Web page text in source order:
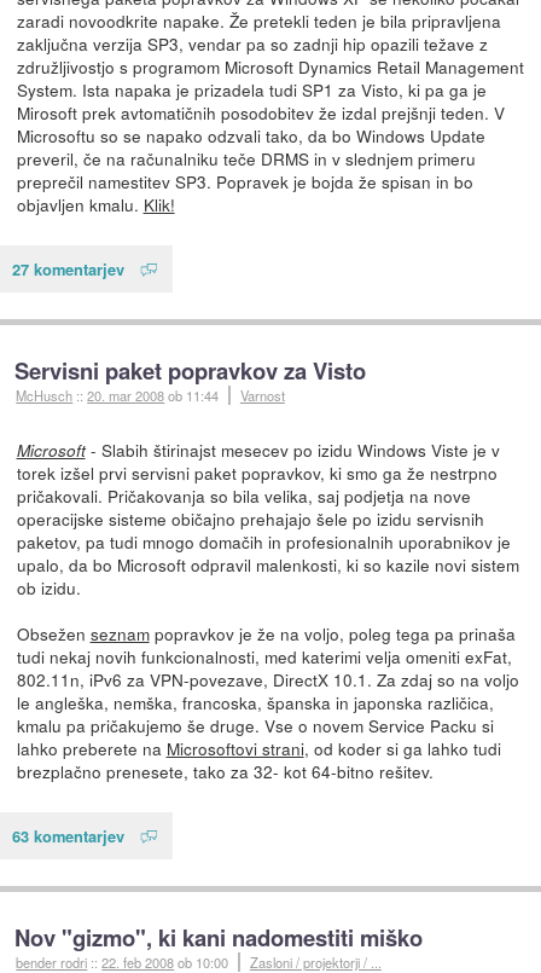
zaradi novoodkrite napake. Že pretekli teden je bila pripravljena
zaključna verzija SP3, vendar pa so zadnji hip opazili težave z
združljivostjo s programom Microsoft Dynamics Retail Management
System. Ista napaka je prizadela tudi SP1 za Visto, ki pa ga je
Mirosoft prek avtomatičnih posodobitev že izdal prejšnji teden. V
Microsoftu so se napako odzvali tako, da bo Windows Update
preveril, če na računalniku teče DRMS in v slednjem primeru
preprečil namestitev SP3. Popravek je bojda že spisan in bo
objavljen kmalu. Klik!
27 komentarjev
Servisni paket popravkov za Visto
McHusch ::20. mar 2008ob 11:44 Varnost
Microsoft- Slabih štirinajst mesecev po izidu Windows Viste je v
torek izšel prvi servisni paket popravkov, ki smo ga že nestrpno
pričakovali. Pričakovanja so bila velika, saj podjetja na nove
operacijske sisteme običajno prehajajo šele po izidu servisnih
paketov, pa tudi mnogo domačih in profesionalnih uporabnikov je
upalo, da bo Microsoft odpravil malenkosti, ki so kazile novi sistem
ob izidu.
Obsežen seznampopravkov je že na voljo, poleg tega pa prinaša
tudi nekaj novih funkcionalnosti, med katerimi velja omeniti exFat,
802.11n, iPv6 za VPN-povezave, DirectX 10.1. Za zdaj so na voljo
le angleška, nemška, francoska, španska in japonska različica,
kmalu pa pričakujemo še druge. Vse o novem Service Packu si
lahko preberete na Microsoftovi strani, od koder si ga lahko tudi
brezplačno prenesete, tako za 32- kot 64-bitno rešitev.
63 komentarjev
Nov "gizmo", ki kani nadomestiti miško
bender rodri ::22. feb 2008ob 10:00 Zasloni / projektorji / ...